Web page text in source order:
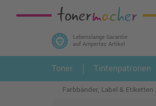
Lebenslange Garantie
auf Ampertec Artikel
In 3 einfachen Schritten ihr
und alle dazu passenden
Toner Tintenpatronen
Farbbänder, Label & Etiketten